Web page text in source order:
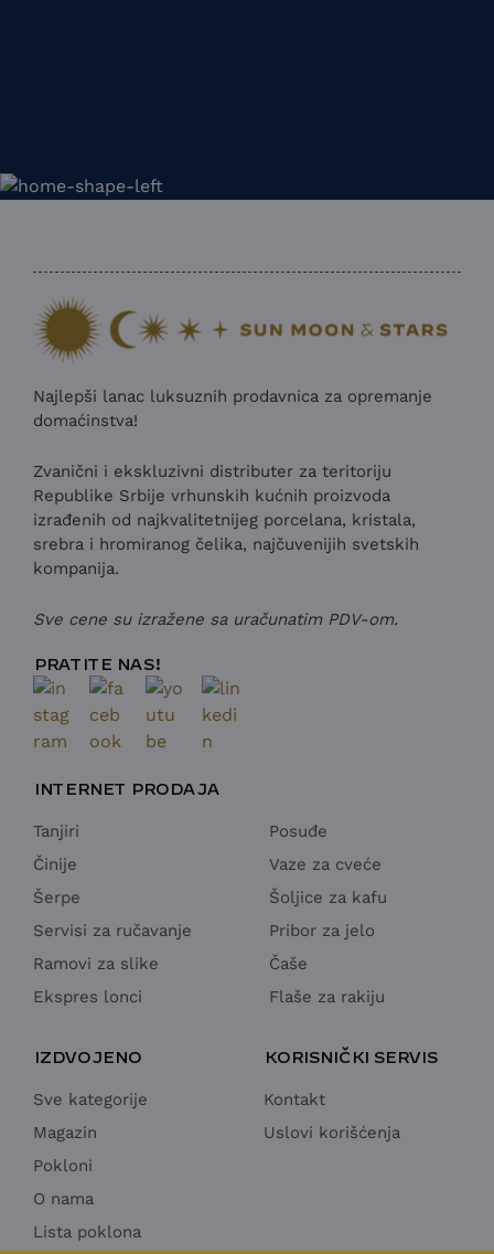
Najlepši lanac luksuznih prodavnica za opremanje
domaćinstva!
Zvanični i ekskluzivni distributer za teritoriju
Republike Srbije vrhunskih kućnih proizvoda
izrađenih od najkvalitetnijeg porcelana, kristala,
srebra i hromiranog čelika, najčuvenijih svetskih
kompanija.
Sve cene su izražene sa uračunatim PDV-om.
PRATITE NAS!
INTERNET PRODAJA
Tanjiri
Činije
Šerpe
Servisi za ručavanje
Ramovi za slike
Ekspres lonci
Posuđe
Vaze za cveće
Šoljice za kafu
Pribor za jelo
Čaše
Flaše za rakiju
IZDVOJENO
Sve kategorije
Magazin
Pokloni
O nama
Lista poklona
KORISNIČKI SERVIS
Kontakt
Uslovi korišćenja